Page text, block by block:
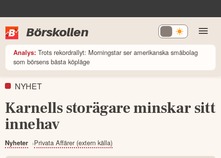
Börskollen
Analys: Trots rekordrallyt: Morningstar ser amerikanska småbolag
som börsens bästa köpläge
NYHET
Karnells storägare minskar sitt
innehav
Nyheter Privata Affärer (extern källa)